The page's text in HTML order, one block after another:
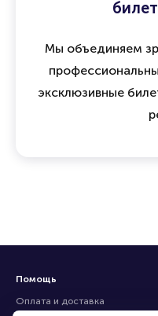
Мы объединяем
эксклюзивные
Помощь
Оплата и доставка